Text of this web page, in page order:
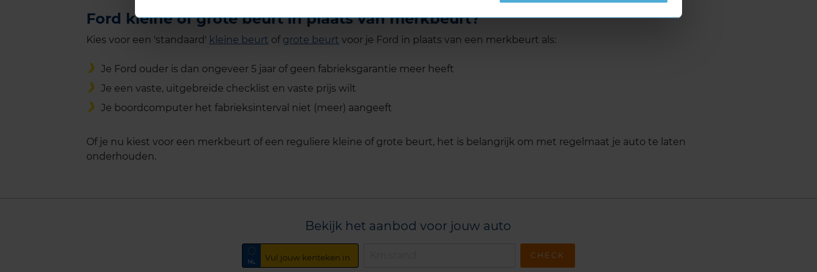
Ford kleine of grote beurt in plaats van merkbeurt?
Kies voor een 'standaard' kleine beurt of grote beurt voor je Ford in plaats van een merkbeurt als:
Je Ford ouder is dan ongeveer 5 jaar of geen fabrieksgarantie meer heeft
Je een vaste, uitgebreide checklist en vaste prijs wilt
Je boordcomputer het fabrieksinterval niet (meer) aangeeft
Of je nu kiest voor een merkbeurt of een reguliere kleine of grote beurt, het is belangrijk om met regelmaat je auto te laten
onderhouden.
Bekijk het aanbod voor jouw auto
CHECK